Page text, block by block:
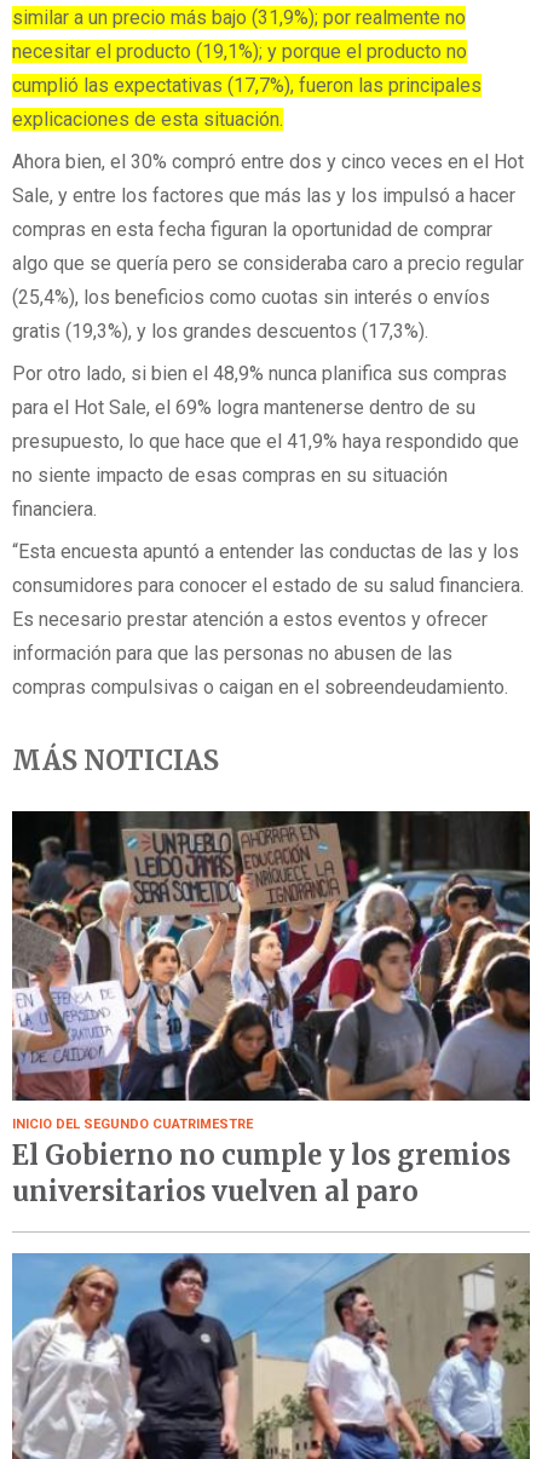
similar a un precio más bajo (31,9%); por realmente no
necesitar el producto (19,1%); y porque el producto no
cumplió las expectativas (17,7%), fueron las principales
explicaciones de esta situación.
Ahora bien, el 30% compró entre dos y cinco veces en el Hot
Sale, y entre los factores que más las y los impulsó a hacer
compras en esta fecha figuran la oportunidad de comprar
algo que se quería pero se consideraba caro a precio regular
(25,4%), los beneficios como cuotas sin interés o envíos
gratis (19,3%), y los grandes descuentos (17,3%).
Por otro lado, si bien el 48,9% nunca planifica sus compras
para el Hot Sale, el 69% logra mantenerse dentro de su
presupuesto, lo que hace que el 41,9% haya respondido que
no siente impacto de esas compras en su situación
financiera.
“Esta encuesta apuntó a entender las conductas de las y los
consumidores para conocer el estado de su salud financiera.
Es necesario prestar atención a estos eventos y ofrecer
información para que las personas no abusen de las
compras compulsivas o caigan en el sobreendeudamiento.
MÁS NOTICIAS
INICIO DEL SEGUNDO CUATRIMESTRE
El Gobierno no cumple y los gremios
universitarios vuelven al paro